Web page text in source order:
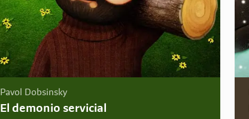
Pavol Dobsinsky
El demonio servicial